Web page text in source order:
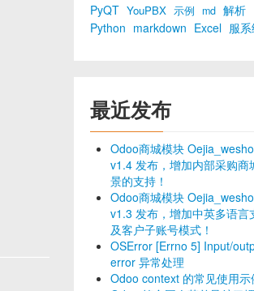
PyQT YouPBX 示例 md 解析
Python markdown Excel 服
最近发布
Odoo商城模块
v1.4 发布，增加内部采购商
景的支持！
Odoo商城模块
v1.3 发布，增加中英多语言
及客户子账号模式！
OSError [Errno 5] Input/
error 异常处理
Odoo context 的常见使用示